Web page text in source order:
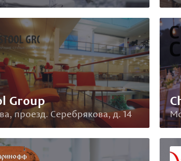
Group
проезд. Серебрякова, д. 14